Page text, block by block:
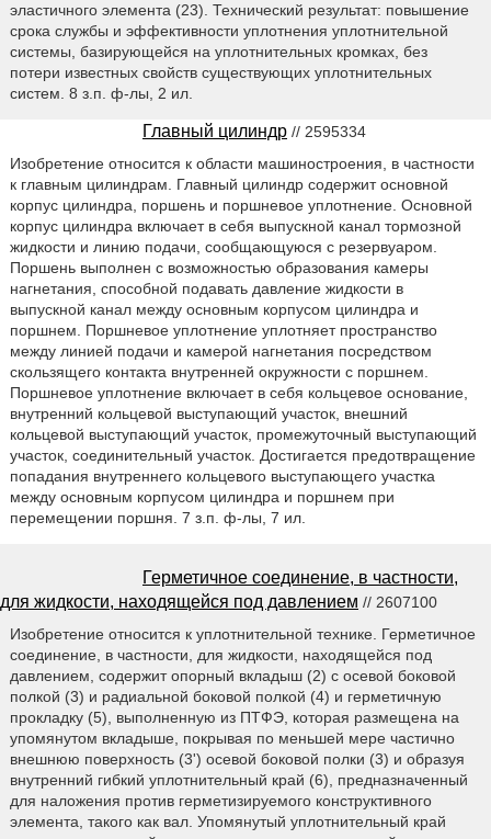
эластичного элемента (23). Технический результат: повышение
срока службы и эффективности уплотнения уплотнительной
системы, базирующейся на уплотнительных кромках, без
потери известных свойств существующих уплотнительных
систем. 8 з.п. ф-лы, 2 ил.
Главный цилиндр // 2595334
Изобретение относится к области машиностроения, в частности
к главным цилиндрам. Главный цилиндр содержит основной
корпус цилиндра, поршень и поршневое уплотнение. Основной
корпус цилиндра включает в себя выпускной канал тормозной
жидкости и линию подачи, сообщающуюся с резервуаром.
Поршень выполнен с возможностью образования камеры
нагнетания, способной подавать давление жидкости в
выпускной канал между основным корпусом цилиндра и
поршнем. Поршневое уплотнение уплотняет пространство
между линией подачи и камерой нагнетания посредством
скользящего контакта внутренней окружности с поршнем.
Поршневое уплотнение включает в себя кольцевое основание,
внутренний кольцевой выступающий участок, внешний
кольцевой выступающий участок, промежуточный выступающий
участок, соединительный участок. Достигается предотвращение
попадания внутреннего кольцевого выступающего участка
между основным корпусом цилиндра и поршнем при
перемещении поршня. 7 з.п. ф-лы, 7 ил.
Герметичное соединение, в частности,
для жидкости, находящейся под давлением // 2607100
Изобретение относится к уплотнительной технике. Герметичное
соединение, в частности, для жидкости, находящейся под
давлением, содержит опорный вкладыш (2) с осевой боковой
полкой (3) и радиальной боковой полкой (4) и герметичную
прокладку (5), выполненную из ПТФЭ, которая размещена на
упомянутом вкладыше, покрывая по меньшей мере частично
внешнюю поверхность (3') осевой боковой полки (3) и образуя
внутренний гибкий уплотнительный край (6), предназначенный
для наложения против герметизируемого конструктивного
элемента, такого как вал. Упомянутый уплотнительный край